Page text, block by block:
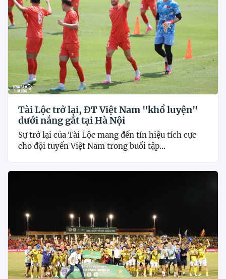
Tài Lộc trở lại, ĐT Việt Nam "khổ luyện"
dưới nắng gắt tại Hà Nội
Sự trở lại của Tài Lộc mang đến tín hiệu tích cực
cho đội tuyển Việt Nam trong buổi tập...